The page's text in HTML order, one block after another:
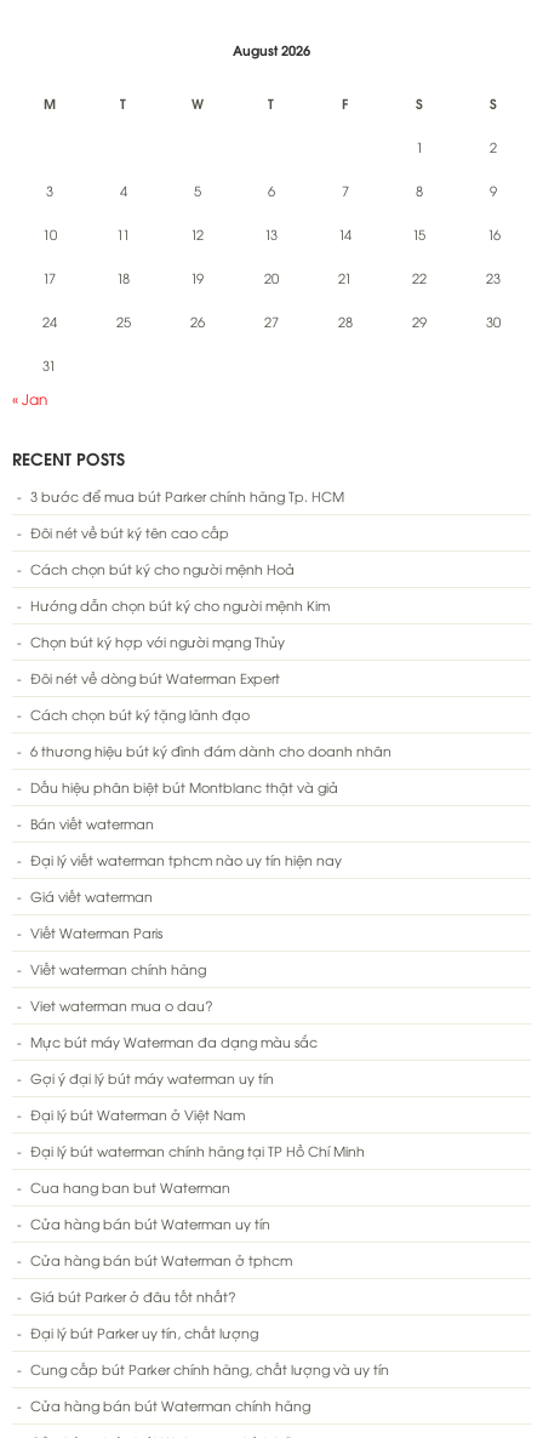
August 2026
M T W T F S S
1 2
3 4 5 6 7 8 9
10 11 12 13 14 15 16
17 18 19 20 21 22 23
24 25 26 27 28 29 30
31
« Jan
RECENT POSTS
3 bước để mua bút Parker chính hãng Tp. HCM
Đôi nét về bút ký tên cao cấp
Cách chọn bút ký cho người mệnh Hoả
Hướng dẫn chọn bút ký cho người mệnh Kim
Chọn bút ký hợp với người mạng Thủy
Đôi nét về dòng bút Waterman Expert
Cách chọn bút ký tặng lãnh đạo
6 thương hiệu bút ký đình đám dành cho doanh nhân
Dấu hiệu phân biệt bút Montblanc thật và giả
Bán viết waterman
Đại lý viết waterman tphcm nào uy tín hiện nay
Giá viết waterman
Viết Waterman Paris
Viết waterman chính hãng
Viet waterman mua o dau?
Mực bút máy Waterman đa dạng màu sắc
Gợi ý đại lý bút máy waterman uy tín
Đại lý bút Waterman ở Việt Nam
Đại lý bút waterman chính hãng tại TP Hồ Chí Minh
Cua hang ban but Waterman
Cửa hàng bán bút Waterman uy tín
Cửa hàng bán bút Waterman ở tphcm
Giá bút Parker ở đâu tốt nhất?
Đại lý bút Parker uy tín, chất lượng
Cung cấp bút Parker chính hãng, chất lượng và uy tín
Cửa hàng bán bút Waterman chính hãng